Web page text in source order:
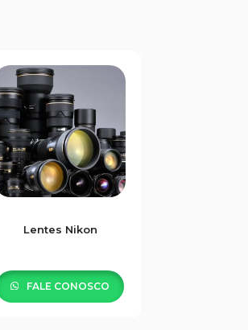
Lentes Nikon
FALE CONOSCO